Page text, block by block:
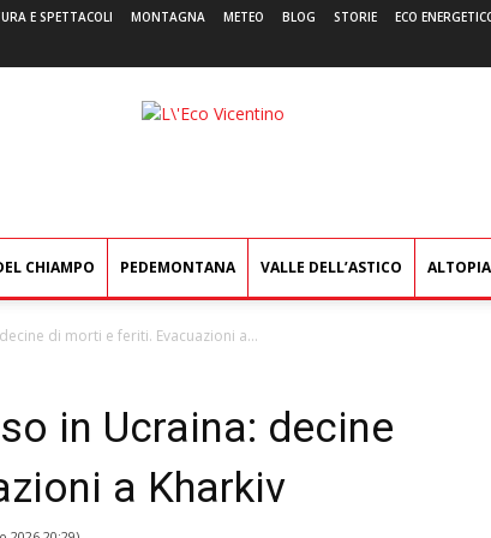
E SPETTACOLI MONTAGNA METEO BLOG STORIE ECO
L'Eco
CHIAMPO PEDEMONTANA VALLE DELL’ASTICO
di morti e feriti. Evacuazioni a...
in Ucraina: decine
a Kharkiv